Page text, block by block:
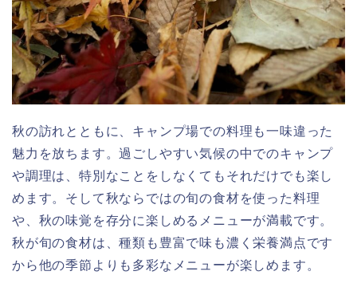
秋の訪れとともに、キャンプ場での料理も一味違った
魅力を放ちます。過ごしやすい気候の中でのキャンプ
や調理は、特別なことをしなくてもそれだけでも楽し
めます。そして秋ならではの旬の食材を使った料理
や、秋の味覚を存分に楽しめるメニューが満載です。
秋が旬の食材は、種類も豊富で味も濃く栄養満点です
から他の季節よりも多彩なメニューが楽しめます。